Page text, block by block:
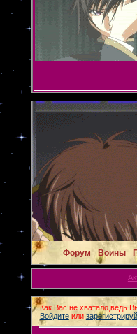
Форум Воины
Как Вас не хватало,ведь
Войдитеили